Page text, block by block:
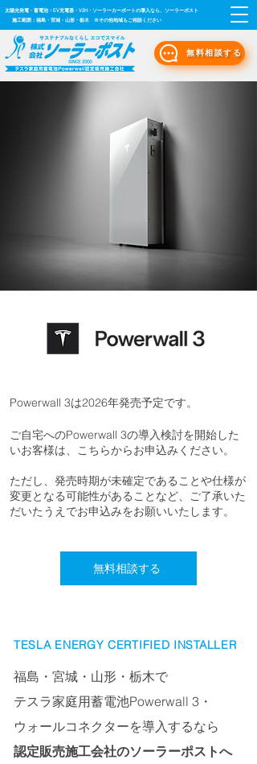
無料相談する
太陽光発電・蓄電池・EV充電器・V2H・ソーラーカーポートの導入なら、ソーラーポスト
施工範囲：福島・宮城・山形・栃木 ※その他地域もご相談ください
Powerwall 3は2026年発売予定です。
ご自宅へのPowerwall 3の導入検討を開始した
いお客様は、こちらからお申込みください。
ただし、発売時期が未確定であることや仕様が
変更となる可能性があることなど、ご了承いた
だいたうえでお申込みをお願いいたします。
無料相談する
TESLA ENERGY CERTIFIED INSTALLER
福島・宮城・山形・栃木で
テスラ家庭用蓄電池Powerwall 3・
ウォールコネクターを導入するなら
認定販売施工会社のソーラーポストへ